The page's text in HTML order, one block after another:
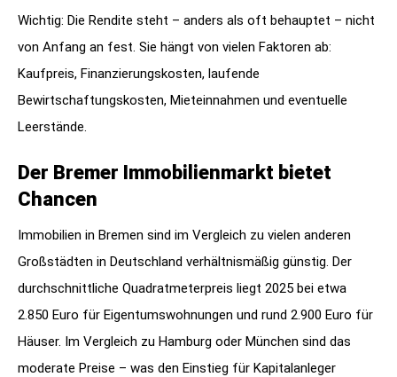
Wichtig: Die Rendite steht – anders als oft behauptet – nicht
von Anfang an fest. Sie hängt von vielen Faktoren ab:
Kaufpreis, Finanzierungskosten, laufende
Bewirtschaftungskosten, Mieteinnahmen und eventuelle
Leerstände.
Der Bremer Immobilienmarkt bietet
Chancen
Immobilien in Bremen sind im Vergleich zu vielen anderen
Großstädten in Deutschland verhältnismäßig günstig. Der
durchschnittliche Quadratmeterpreis liegt 2025 bei etwa
2.850 Euro für Eigentumswohnungen und rund 2.900 Euro für
Häuser. Im Vergleich zu Hamburg oder München sind das
moderate Preise – was den Einstieg für Kapitalanleger